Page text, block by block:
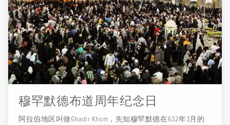
听谈话”、算命和幽默的“Sizdah-Be-Dar的谎言”，这是当今伊
朗人的共同习俗。 今天，Sizdah -Be -Dar的原始形式已经像
许多其它伊朗节日一样被改变了。 ...
穆罕默德布道周年纪念日
阿拉伯地区叫做Ghadir Khom，先知穆罕默德在632年3月的